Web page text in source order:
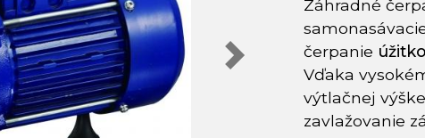
Záhradné
čerpanie
Vďaka
výtlačnej
zavlažovanie